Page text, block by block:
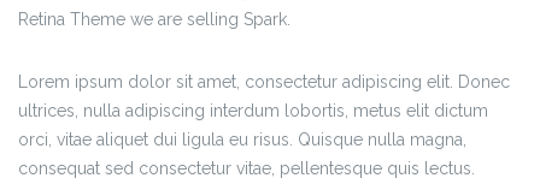
Retina Theme we are selling Spark.
Lorem ipsum dolor sit amet, consectetur adipiscing elit. Donec
ultrices, nulla adipiscing interdum lobortis, metus elit dictum
orci, vitae aliquet dui ligula eu risus. Quisque nulla magna,
consequat sed consectetur vitae, pellentesque quis lectus.